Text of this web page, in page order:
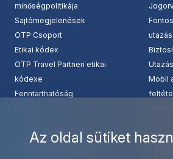
Az oldal sütiket
minőségpolitikája
Sajtómegjelenések
OTP Csoport
Etikai kódex
OTP Travel Partneri etikai
kódexe
Fenntarthatóság
Mobil